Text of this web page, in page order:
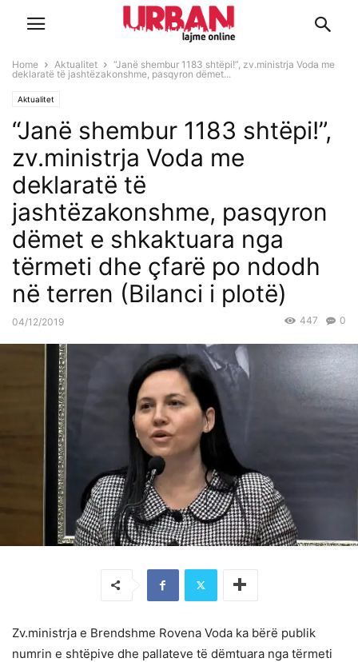
Home Aktualitet
“Janë shembur 1183 shtëpi!”, zv.ministrja Voda me
deklaratë të jashtëzakonshme, pasqyron dëmet...
Aktualitet
“Janë shembur 1183 shtëpi!”,
zv.ministrja Voda me
deklaratë të
jashtëzakonshme, pasqyron
dëmet e shkaktuara nga
tërmeti dhe çfarë po ndodh
në terren (Bilanci i plotë)
04/12/2019 0
447
Zv.ministrja e Brendshme Rovena Voda ka bërë publik
numrin e shtëpive dhe pallateve të dëmtuara nga tërmeti